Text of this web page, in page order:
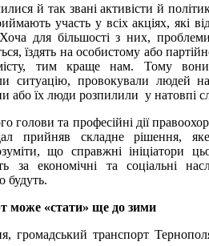
й так звані активісти й
участь у всіх акціях, які
для більшості з них,
їздять на особистому або
тим краще нам. Тому вони
ситуацію, провокували людей
або їх люди розпилили у натовпі
голови та професійні дії
прийняв складне рішення,
що справжні ініціатори
за економічні та соціальні
будуть.
може «стати» ще до зими
громадський транспорт